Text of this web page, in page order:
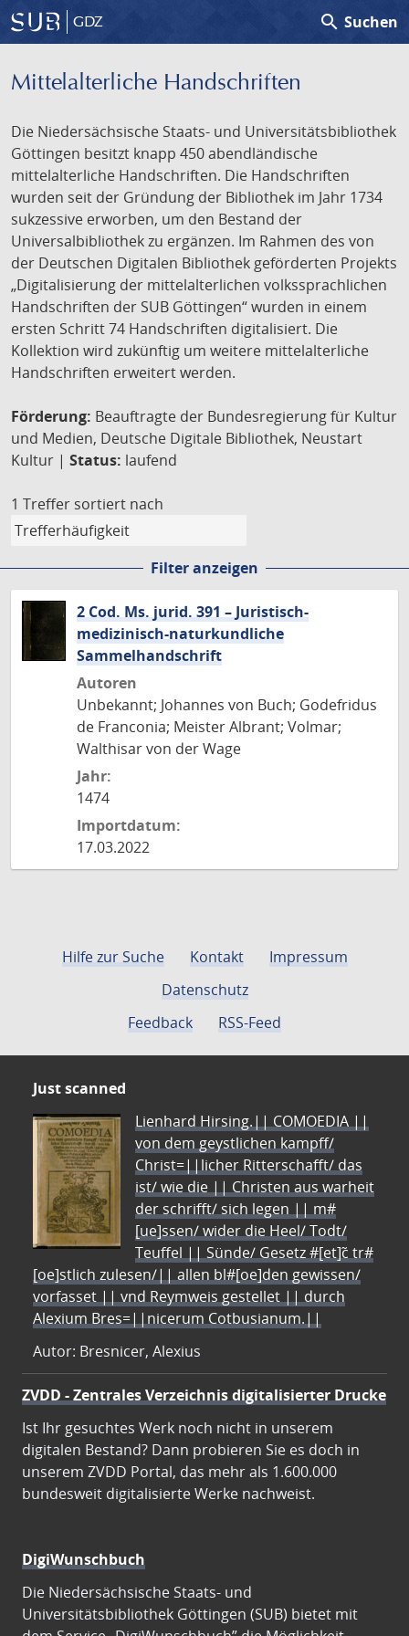
GDZ search Suchen
Mittelalterliche Handschriften
Die Niedersächsische Staats- und Universitätsbibliothek
Göttingen besitzt knapp 450 abendländische
mittelalterliche Handschriften. Die Handschriften
wurden seit der Gründung der Bibliothek im Jahr 1734
sukzessive erworben, um den Bestand der
Universalbibliothek zu ergänzen. Im Rahmen des von
der Deutschen Digitalen Bibliothek geförderten Projekts
„Digitalisierung der mittelalterlichen volkssprachlichen
Handschriften der SUB Göttingen“ wurden in einem
ersten Schritt 74 Handschriften digitalisiert. Die
Kollektion wird zukünftig um weitere mittelalterliche
Handschriften erweitert werden.
Förderung: Beauftragte der Bundesregierung für Kultur
und Medien, Deutsche Digitale Bibliothek, Neustart
Kultur | Status: laufend
1 Treffer sortiert nach
Filter anzeigen
2 Cod. Ms. jurid. 391 – Juristisch-
medizinisch-naturkundliche
Sammelhandschrift
Autoren
Unbekannt; Johannes von Buch; Godefridus
de Franconia; Meister Albrant; Volmar;
Walthisar von der Wage
Jahr:
1474
Importdatum:
17.03.2022
Hilfe zur Suche Kontakt
Impressum
Datenschutz
Feedback
RSS-Feed
Just scanned
Lienhard Hirsing.|| COMOEDIA ||
von dem geystlichen kampff/
Christ=||licher Ritterschafft/ das
ist/ wie die || Christen aus warheit
der schrifft/ sich legen || m#
[ue]ssen/ wider die Heel/ Todt/
Teuffel || Sünde/ Gesetz #[et]c̃ tr#
[oe]stlich zulesen/|| allen bl#[oe]den gewissen/
vorfasset || vnd Reymweis gestellet || durch
Alexium Bres=||nicerum Cotbusianum.||
Autor: Bresnicer, Alexius
ZVDD - Zentrales Verzeichnis digitalisierter Drucke
Ist Ihr gesuchtes Werk noch nicht in unserem
digitalen Bestand? Dann probieren Sie es doch in
unserem ZVDD Portal, das mehr als 1.600.000
bundesweit digitalisierte Werke nachweist.
DigiWunschbuch
Die Niedersächsische Staats- und
Universitätsbibliothek Göttingen (SUB) bietet mit